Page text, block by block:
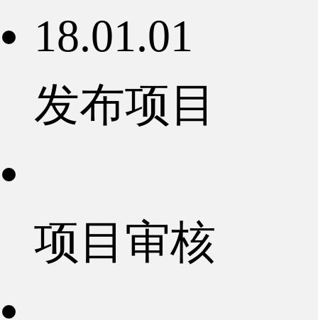
18.01.01
发布项目
项目审核